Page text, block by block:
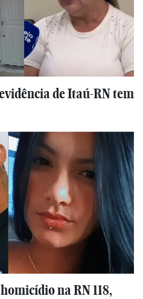
de Itaú-RN tem
na RN 118,